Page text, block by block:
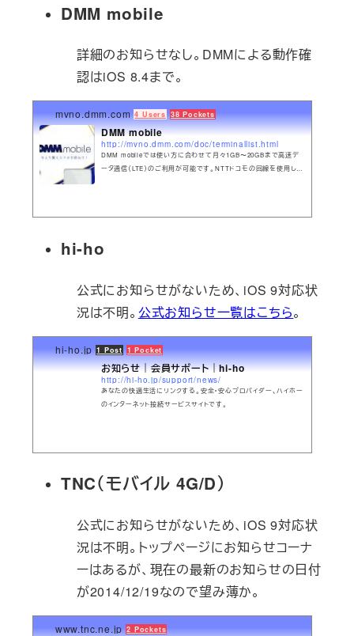
DMM mobile
詳細のお知らせなし。DMMによる動作確
認はiOS 8.4まで。
mvno.dmm.com 4 Users 38 Pockets
DMM mobile
http://mvno.dmm.com/doc/terminallist.html
DMM mobileでは使い方に合わせて月々1GB〜20GBまで高速デ
ータ通信（LTE）のご利用が可能です。NTTドコモの回線を使用して
hi-ho
公式にお知らせがないため、iOS 9対応状
況は不明。 公式お知らせ一覧はこちら。
hi-ho.jp 1 Post 1 Pocket
お知らせ｜会員サポート｜hi-ho
http://hi-ho.jp/support/news/
あなたの快適生活にリンクする。安全・安心プロバイダー、ハイホー
のインターネット接続サービスサイトです。
TNC（モバイル 4G/D）
公式にお知らせがないため、iOS 9対応状
況は不明。トップページにお知らせコーナ
ーはあるが、現在の最新のお知らせの日付
が2014/12/19なので望み薄か。
www.tnc.ne.jp 2 Pockets